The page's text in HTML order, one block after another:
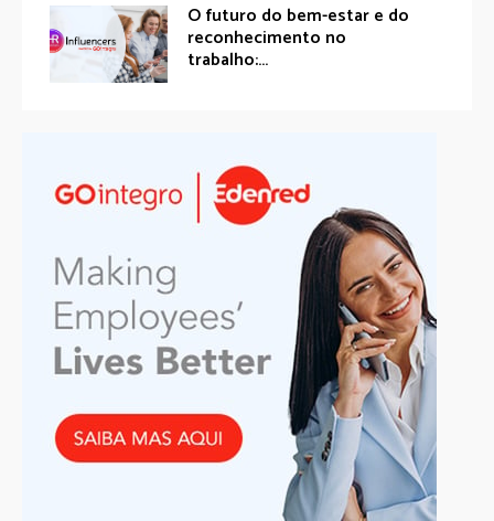
O futuro do bem-estar e do
reconhecimento no
trabalho:...